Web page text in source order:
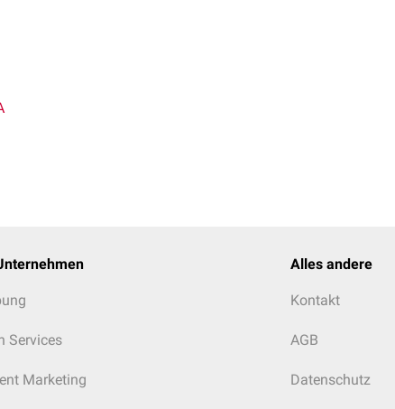
Services
Marketing
Alles andere
Kontakt
AGB
Datenschutz